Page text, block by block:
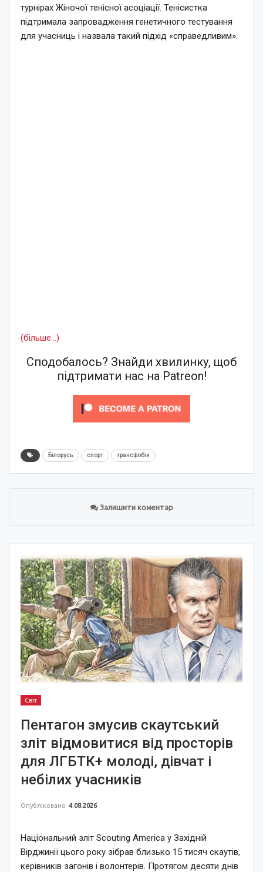
турнірах Жіночої тенісної асоціації. Тенісистка
підтримала запровадження генетичного тестування
для учасниць і назвала такий підхід «справедливим».
(більше…)
Сподобалось? Знайди хвилинку, щоб
підтримати нас на Patreon!
Білорусь спорт трансфобія
Залишити коментар
Світ
Пентагон змусив скаутський
зліт відмовитися від просторів
для ЛГБТК+ молоді, дівчат і
небілих учасників
Опубліковано 4.08.2026
Національний зліт Scouting America у Західній
Вірджинії цього року зібрав близько 15 тисяч скаутів,
керівників загонів і волонтерів. Протягом десяти днів